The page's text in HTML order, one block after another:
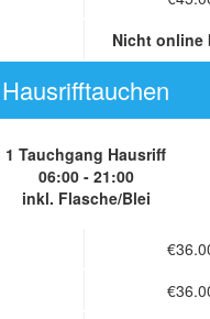
Nicht online
Hausrifftauchen
1 Tauchgang Hausriff
06:00 - 21:00
inkl. Flasche/Blei